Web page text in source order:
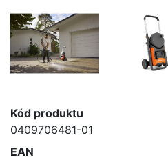
Kód produktu
0409706481-01
EAN